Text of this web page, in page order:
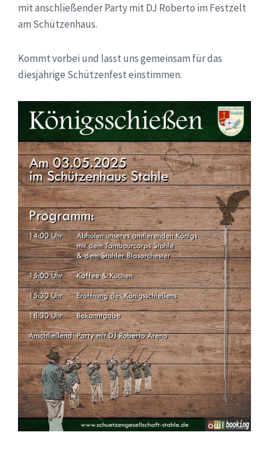
mit anschließender Party mit DJ Roberto im Festzelt
am Schützenhaus.
Kommt vorbei und lasst uns gemeinsam für das
diesjährige Schützenfest einstimmen.